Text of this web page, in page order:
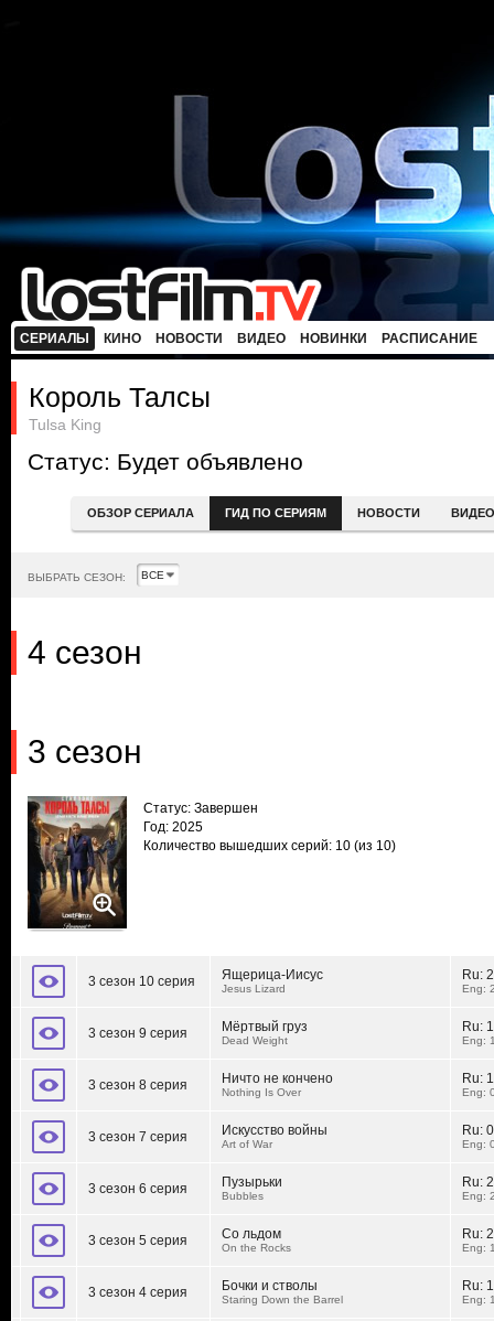
СЕРИАЛЫ КИНО НОВОСТИ ВИДЕО НОВИНКИ РАСПИСАНИЕ
Король Талсы
Tulsa King
Статус: Будет объявлено
ОБЗОР СЕРИАЛА ГИД ПО СЕРИЯМ НОВОСТИ ВИДЕО
ВЫБРАТЬ СЕЗОН:
4 сезон
3 сезон
Статус: Завершен
Год: 2025
Количество вышедших серий: 10 (из 10)
3 сезон 10 серия Ящерица-Иисус
Jesus Lizard
Ru:
Eng:
3 сезон 9 серия Мёртвый груз
Dead Weight
Ru:
Eng:
3 сезон 8 серия Ничто не кончено
Nothing Is Over
Ru:
Eng:
3 сезон 7 серия Искусство войны
Art of War
Ru:
Eng:
3 сезон 6 серия Пузырьки
Bubbles
Ru:
Eng:
3 сезон 5 серия Со льдом
On the Rocks
Ru:
Eng:
3 сезон 4 серия Бочки и стволы
Staring Down the Barrel
Ru:
Eng: